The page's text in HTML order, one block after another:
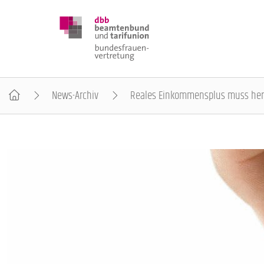
News-Archiv Reales Einkommensplus muss her